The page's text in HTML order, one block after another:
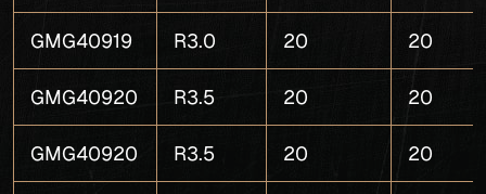
GMG40919 R3.0 20 20
GMG40920 R3.5 20 20
GMG40920 R3.5 20 20